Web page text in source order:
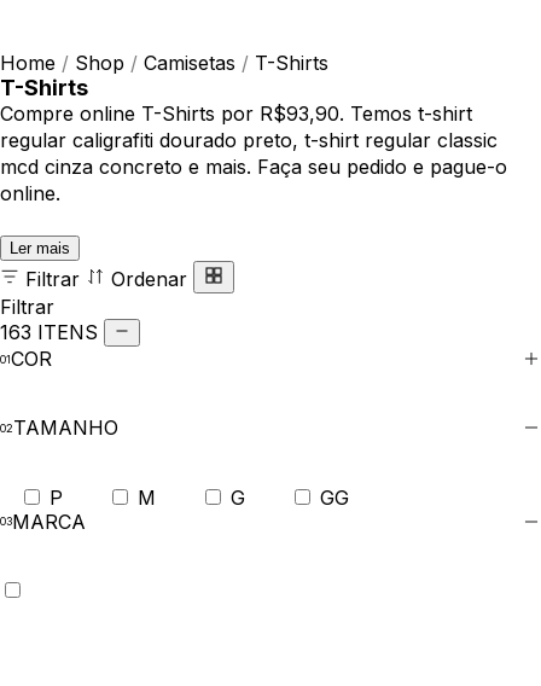
Home / Shop / Camisetas / T-Shirts
T-Shirts
Compre online T-Shirts por R$93,90. Temos t-shirt
regular caligrafiti dourado preto, t-shirt regular classic
mcd cinza concreto e mais. Faça seu pedido e pague-o
online.
Ler mais
Filtrar
Ordenar
Filtrar
163 ITENS
COR
TAMANHO
P M G
GG
MARCA